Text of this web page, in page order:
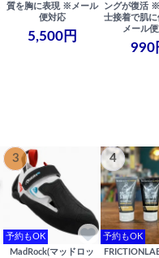
質を胸に表現 ※メール
便対応
5,500円
ングが復活
士接着で肌
メール
990
3
予約もOK
MadRock(マッドロッ
4
予約もOK